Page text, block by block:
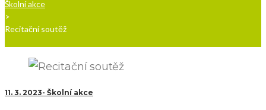
Školní akce
>
Recitační soutěž
11. 3. 2023 Školní akce